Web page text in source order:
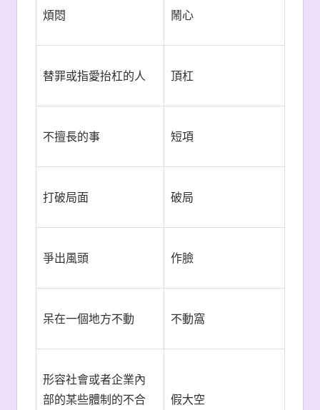
煩悶 鬧心
替罪或指愛抬杠的人 頂杠
不擅長的事 短項
打破局面 破局
爭出風頭 作臉
呆在一個地方不動 不動窩
形容社會或者企業內
部的某些體制的不合
假大空